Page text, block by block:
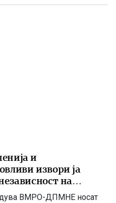
присуствуваа
и
извори ја
на
ВМРО-ДПМНЕ носат